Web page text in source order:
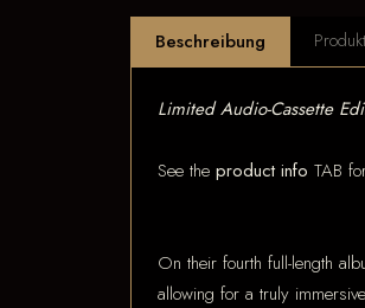
Beschreibung
Limited Audio-Cassette
See the product info TAB
On their fourth full-length
allowing for a truly